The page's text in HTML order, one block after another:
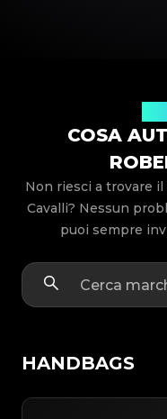
COSA
Non riesci a trovare
Cavalli? Nessun
puoi sempre
HANDBAGS